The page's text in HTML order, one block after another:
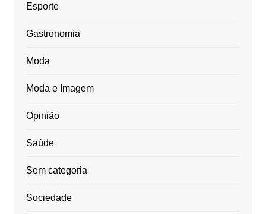
Esporte
Gastronomia
Moda
Moda e Imagem
Opinião
Saúde
Sem categoria
Sociedade